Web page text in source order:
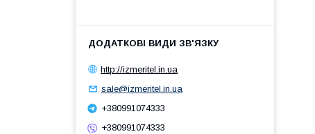
http://izmeritel.in.ua
sale@izmeritel.in.ua
+380991074333
+380991074333